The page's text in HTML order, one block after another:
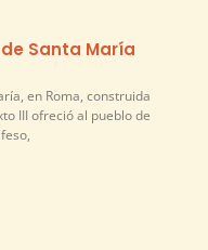
Santa María
en Roma, construida
III ofreció al pueblo de